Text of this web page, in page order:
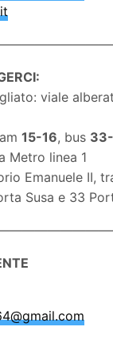
viale
15-16, bus
Metro linea 1
Emanuele II,
Susa e 33